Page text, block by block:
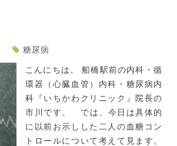
糖尿病
こんにちは。 船橋駅前の内科・循
環器（心臓血管）内科・糖尿病内
科『いちかわクリニック』院長の
市川です。 では、今日は具体的
に以前お示しした二人の血糖コン
トロールについて考えて見ます。